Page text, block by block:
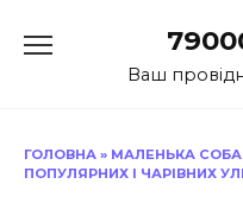
до
Ваш
ГОЛОВНА » МАЛЕНЬКА
ПОПУЛЯРНИХ І ЧАРІВНИХ